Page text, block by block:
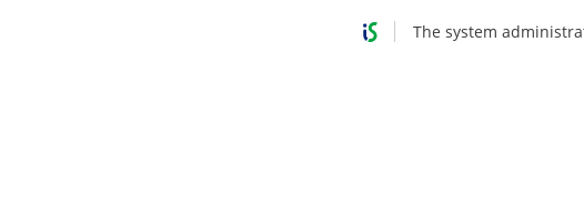
The system